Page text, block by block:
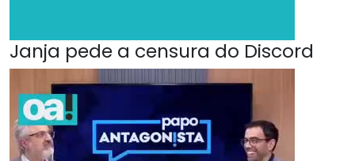
Janja pede a censura do Discord